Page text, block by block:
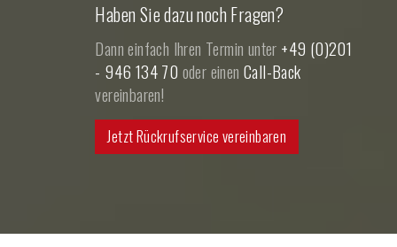
Haben Sie dazu noch Fragen?
Dann einfach Ihren Termin unter +49 (0)201
- 946 134 70 oder einen Call-Back
vereinbaren!
Jetzt Rückrufservice vereinbaren